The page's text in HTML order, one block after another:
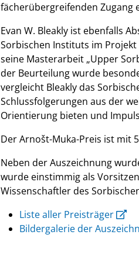
fächerübergreifenden Zugang
Evan W. Bleakly ist ebenfalls
Sorbischen Instituts im Projekt
seine Masterarbeit „Upper
der Beurteilung wurde
vergleicht Bleakly das
Schlussfolgerungen aus der
Orientierung bieten und
Der Arnošt-Muka-Preis ist mit
Neben der Auszeichnung
wurde einstimmig als
Wissenschaftler des
Liste aller Preisträger
Bildergalerie der